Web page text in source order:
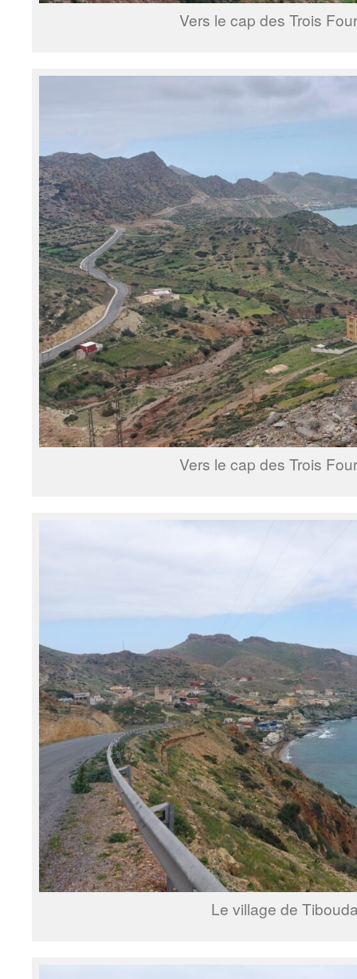
Vers le cap des Trois
Vers le cap des Trois
Le village de